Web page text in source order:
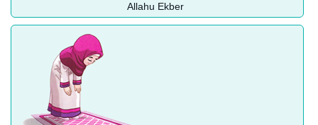
Allahu Ekber